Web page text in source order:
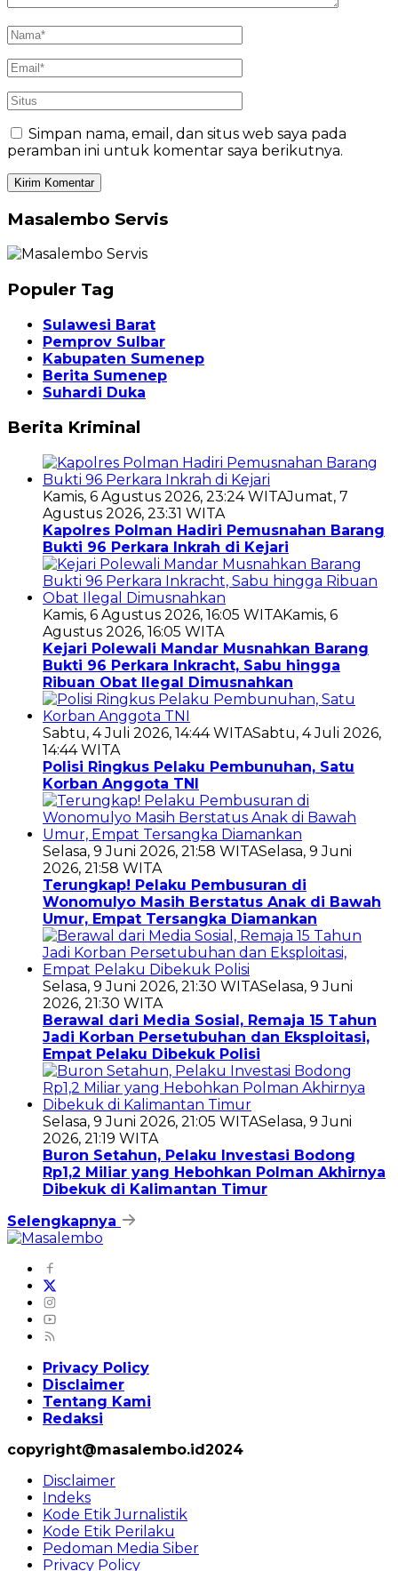
Simpan nama, email, dan situs web saya pada
peramban ini untuk komentar saya berikutnya.
Masalembo Servis
Populer Tag
Sulawesi Barat
Pemprov Sulbar
Kabupaten Sumenep
Berita Sumenep
Suhardi Duka
Berita Kriminal
Kamis, 6 Agustus 2026, 23:24 WITAJumat, 7
Agustus 2026, 23:31 WITA
Kapolres Polman Hadiri Pemusnahan Barang
Bukti 96 Perkara Inkrah di Kejari
Kamis, 6 Agustus 2026, 16:05 WITAKamis, 6
Agustus 2026, 16:05 WITA
Kejari Polewali Mandar Musnahkan Barang
Bukti 96 Perkara Inkracht, Sabu hingga
Ribuan Obat Ilegal Dimusnahkan
Sabtu, 4 Juli 2026, 14:44 WITASabtu, 4 Juli 2026,
14:44 WITA
Polisi Ringkus Pelaku Pembunuhan, Satu
Korban Anggota TNI
Selasa, 9 Juni 2026, 21:58 WITASelasa, 9 Juni
2026, 21:58 WITA
Terungkap! Pelaku Pembusuran di
Wonomulyo Masih Berstatus Anak di Bawah
Umur, Empat Tersangka Diamankan
Selasa, 9 Juni 2026, 21:30 WITASelasa, 9 Juni
2026, 21:30 WITA
Berawal dari Media Sosial, Remaja 15 Tahun
Jadi Korban Persetubuhan dan Eksploitasi,
Empat Pelaku Dibekuk Polisi
Selasa, 9 Juni 2026, 21:05 WITASelasa, 9 Juni
2026, 21:19 WITA
Buron Setahun, Pelaku Investasi Bodong
Rp1,2 Miliar yang Hebohkan Polman Akhirnya
Dibekuk di Kalimantan Timur
Selengkapnya
Privacy Policy
Disclaimer
Tentang Kami
Redaksi
copyright@masalembo.id2024
Disclaimer
Indeks
Kode Etik Jurnalistik
Kode Etik Perilaku
Pedoman Media Siber
Privacy Policy